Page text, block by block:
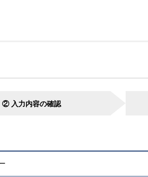
② 入力内容の確認